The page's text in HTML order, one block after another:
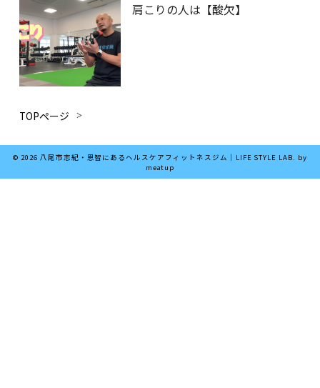
肩こりの人は【酸欠】
TOPページ
© 2026 八尾市志紀・恩智にあるヘルスケアフィットネスジム｜LIFE STYLE LAB. by
meatup